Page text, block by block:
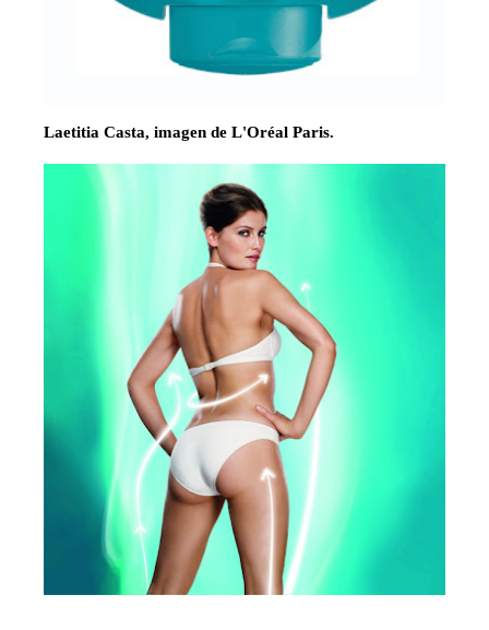
Laetitia Casta, imagen de L'Oréal Paris.